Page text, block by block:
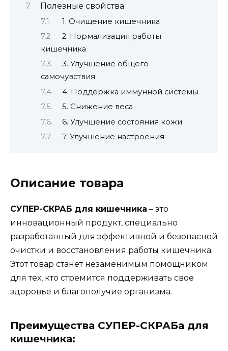
Полезные свойства
1. Очищение кишечника
2. Нормализация работы
кишечника
3. Улучшение общего
самочувствия
4. Поддержка иммунной системы
5. Снижение веса
6. Улучшение состояния кожи
7. Улучшение настроения
Описание товара
СУПЕР-СКРАБ для кишечника – это
инновационный продукт, специально
разработанный для эффективной и безопасной
очистки и восстановления работы кишечника.
Этот товар станет незаменимым помощником
для тех, кто стремится поддерживать свое
здоровье и благополучие организма.
Преимущества СУПЕР-СКРАБа для
кишечника: